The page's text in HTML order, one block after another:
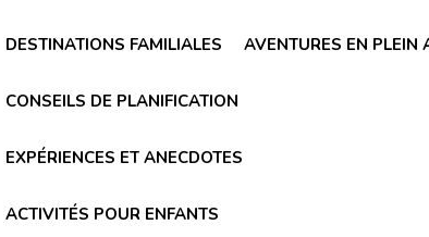
DESTINATIONS FAMILIALES AVENTURES EN PLEIN
CONSEILS DE PLANIFICATION
EXPÉRIENCES ET ANECDOTES
ACTIVITÉS POUR ENFANTS